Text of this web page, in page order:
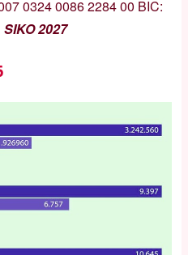
0324 0086 2284 00 BIC:
SIKO 2027